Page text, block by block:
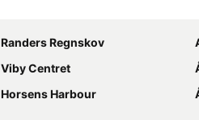
Randers Regnskov
Viby Centret
Horsens Harbour